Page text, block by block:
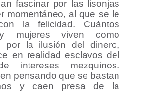
fascinar por las lisonjas
momentáneo, al que se le
la felicidad. Cuántos
mujeres viven como
por la ilusión del dinero,
en realidad esclavos del
intereses mezquinos.
pensando que se bastan
y caen presa de la